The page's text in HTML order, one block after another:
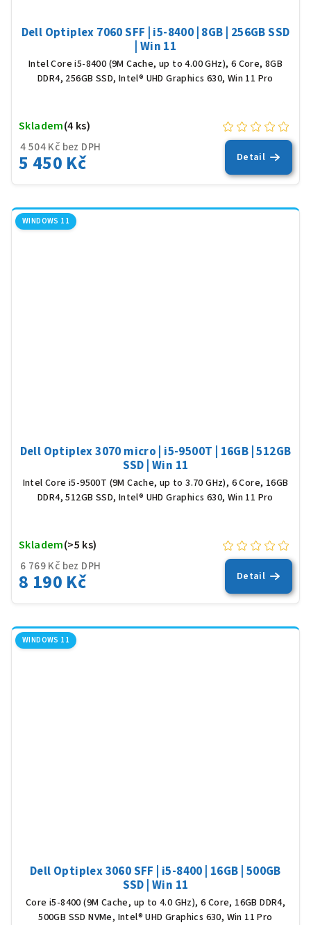
Dell Optiplex 7060 SFF | i5-8400 | 8GB | 256GB SSD
| Win 11
Intel Core i5-8400 (9M Cache, up to 4.00 GHz), 6 Core, 8GB
DDR4, 256GB SSD, Intel® UHD Graphics 630, Win 11 Pro
4 504 Kč bez DPH
5 450 Kč
Skladem(4 ks)
Detail
WINDOWS 11
Dell Optiplex 3070 micro | i5-9500T | 16GB | 512GB
SSD | Win 11
Intel Core i5-9500T (9M Cache, up to 3.70 GHz), 6 Core, 16GB
DDR4, 512GB SSD, Intel® UHD Graphics 630, Win 11 Pro
6 769 Kč bez DPH
8 190 Kč
Skladem(>5 ks)
Detail
WINDOWS 11
Dell Optiplex 3060 SFF | i5-8400 | 16GB | 500GB
SSD | Win 11
Core i5-8400 (9M Cache, up to 4.0 GHz), 6 Core, 16GB DDR4,
500GB SSD NVMe, Intel® UHD Graphics 630, Win 11 Pro